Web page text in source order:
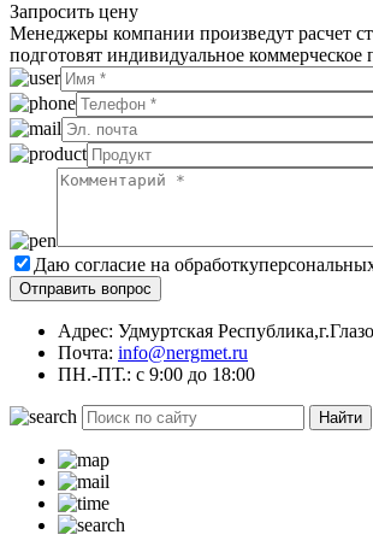
Запросить цену
Менеджеры компании произведут расчет
подготовят индивидуальное коммерческое
Даю согласие на обработку
Адрес: Удмуртская
Почта: info@nergmet.ru
ПН.-ПТ.: с 9:00 до 18:00
Найти